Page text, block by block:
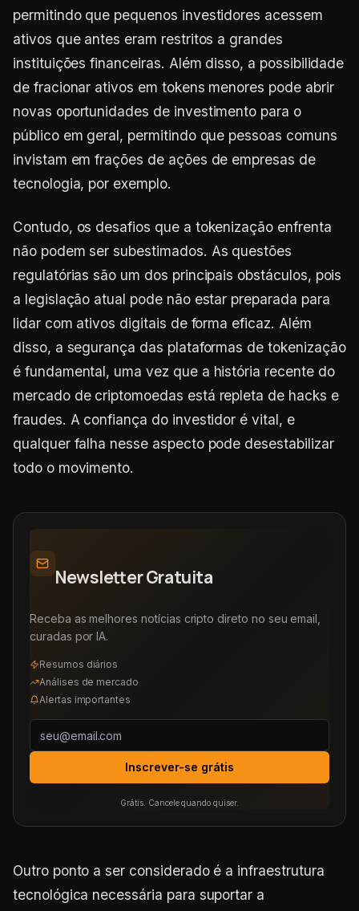
permitindo que pequenos investidores acessem
ativos que antes eram restritos a grandes
instituições financeiras. Além disso, a possibilidade
de fracionar ativos em tokens menores pode abrir
novas oportunidades de investimento para o
público em geral, permitindo que pessoas comuns
invistam em frações de ações de empresas de
tecnologia, por exemplo.
Contudo, os desafios que a tokenização enfrenta
não podem ser subestimados. As questões
regulatórias são um dos principais obstáculos, pois
a legislação atual pode não estar preparada para
lidar com ativos digitais de forma eficaz. Além
disso, a segurança das plataformas de tokenização
é fundamental, uma vez que a história recente do
mercado de criptomoedas está repleta de hacks e
fraudes. A confiança do investidor é vital, e
qualquer falha nesse aspecto pode desestabilizar
todo o movimento.
Newsletter Gratuita
Receba as melhores notícias cripto direto no seu email,
curadas por IA.
Resumos diários
Análises de mercado
Alertas importantes
Inscrever-se grátis
Grátis. Cancele quando quiser.
Outro ponto a ser considerado é a infraestrutura
tecnológica necessária para suportar a